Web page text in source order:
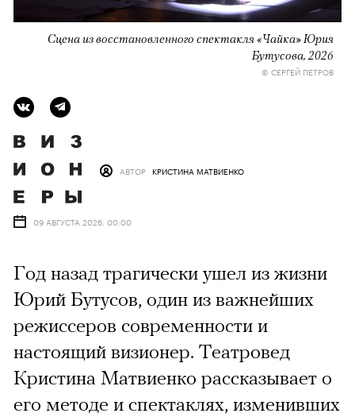
Сцена из восстановленного спектакля «Чайка» Юрия
Бутусова, 2026
© СЕРГЕЙ ПЕТРОВ
АВТОР КРИСТИНА МАТВИЕНКО
09 АВГУСТА 2026, 00:00
Год назад трагически ушел из жизни
Юрий Бутусов, один из важнейших
режиссеров современности и
настоящий визионер. Театровед
Кристина Матвиенко рассказывает о
его методе и спектаклях, изменивших